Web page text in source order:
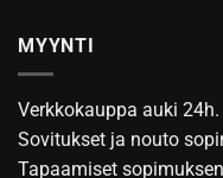
MYYNTI
Verkkokauppa auki 24h.
Sovitukset ja nouto
Tapaamiset